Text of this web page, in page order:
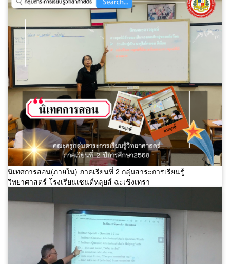
นิเทศการสอน(ภายใน) ภาคเรียนที่ 2 กลุ่มสาระการเรียนรู้
วิทยาศาสตร์ โรงเรียนเซนต์หลุยส์ ฉะเชิงเทรา